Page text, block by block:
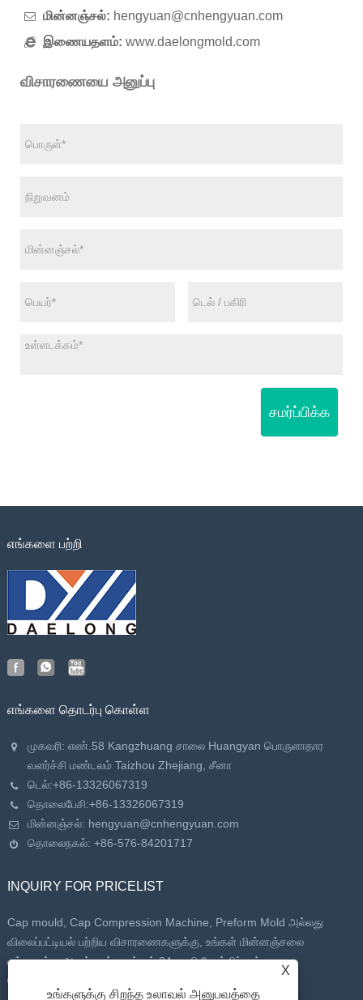
மின்னஞ்சல்: hengyuan@cnhengyuan.com
இணையதளம்: www.daelongmold.com
விசாரணையை அனுப்பு
சமர்ப்பிக்க
X
உங்களுக்கு சிறந்த உலாவல் அனுபவத்தை
எங்களை பற்றி
எங்களை தொடர்பு கொள்ள
முகவரி: எண்.58 Kangzhuang சாலை Huangyan பொருளாதார
வளர்ச்சி மண்டலம் Taizhou Zhejiang, சீனா
டெல்:+86-13326067319
தொலைபேசி:+86-13326067319
மின்னஞ்சல்: hengyuan@cnhengyuan.com
தொலைநகல்: +86-576-84201717
INQUIRY FOR PRICELIST
Cap mould, Cap Compression Machine, Preform Mold அல்லது
விலைப்பட்டியல் பற்றிய விசாரணைகளுக்கு, உங்கள் மின்னஞ்சலை
எங்களுக்கு அனுப்பவும், நாங்கள் 24 மணி நேரத்திற்குள்
தொடர்புகொள்வோம்.